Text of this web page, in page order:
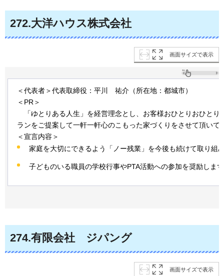
272.大洋ハウス株式会社
画面サイズで表示
＜代表者＞代表取締役：平川 祐介（所在地：都城市）
＜PR＞
「ゆとりある人生」を経営理念とし、お客様おひとりおひとり
ランをご提案して一軒一軒心のこもった家づくりをさせて頂いて
＜宣言内容＞
家庭を大切にできるよう「ノー残業」を今後も続けて取り組
子どものいる職員の学校行事やPTA活動への参加を奨励します
274.有限会社 ジパング
画面サイズで表示